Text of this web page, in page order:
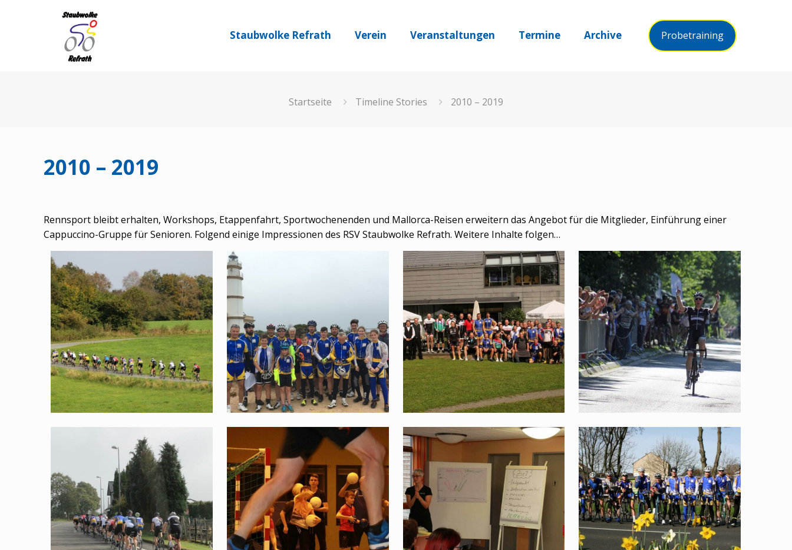
Staubwolke Refrath Verein Veranstaltungen Termine Archive Probetraining
Startseite Timeline Stories 2010 – 2019
2010 – 2019
Rennsport bleibt erhalten, Workshops, Etappenfahrt, Sportwochenenden und Mallorca-Reisen erweitern das Angebot für die Mitglieder, Einführung einer
Cappuccino-Gruppe für Senioren. Folgend einige Impressionen des RSV Staubwolke Refrath. Weitere Inhalte folgen…